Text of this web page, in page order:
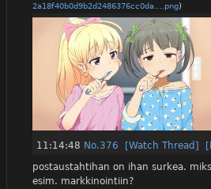
2a18f40b0d9b2d2486376cc0da….png)
11:14:48 No.376 [Watch Thread]
postaustahtihan on ihan surkea.
esim. markkinointiin?